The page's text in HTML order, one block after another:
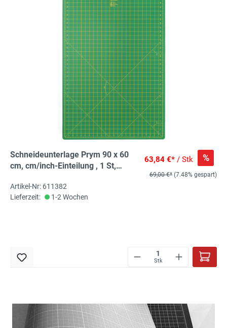
Schneideunterlage Prym 90 x 60
cm, cm/inch-Einteilung , 1 St,
63,84 €* / Stk %
69,00 €* (7.48% gespart)
Artikel-Nr: 611382
Lieferzeit:
1-2 Wochen
Stk